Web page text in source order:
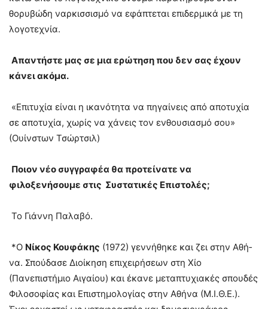
θορυβώδη ναρκισσισμό να εφάπτεται επιδερμικά με τη
λογοτεχνία.
Απαντήστε μας σε μια ερώτηση που δεν σας έχουν
κάνει ακόμα.
«Επιτυχία είναι η ικανότητα να πηγαίνεις από αποτυχία
σε αποτυχία, χωρίς να χάνεις τον ενθουσιασμό σου»
(Ουίνστων Τσώρτσιλ)
Ποιον νέο συγγραφέα θα προτείνατε να
φιλοξενήσουμε στις Συστατικές Επιστολές;
Το Γιάννη Παλαβό.
*Ο Νί­κος Κου­φά­κης (1972) γεννήθηκε και ζει στην Αθή­
να. Σπούδασε Διοίκηση επιχειρήσεων στη Χίο
(Πανεπιστήμιο Αιγαίου) και έκανε μεταπτυχιακές σπουδές
Φιλοσοφίας και Επιστημολογίας στην Αθήνα (Μ.Ι.Θ.Ε.).